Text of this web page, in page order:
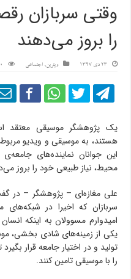
وقتی سربازان
را بروز می‌دهند
23 دی 1397 ویترین,اجتماعی
یک پژوهشگر موسیقی معتقد
هستند، به موسیقی و ویدیو مربوط
این جوانان نماینده‌های
محیط، نیاز طبیعی خود را بروز
علی مغازه‌ای – پژوهشگر – در
سربازان که اخیرا در
امیدوارم مسوولان به اینکه
یکی از زمینه‌های شادی بخشی،
تولید و در اختیار جامعه قرار
را با موسیقی تامین کنند.